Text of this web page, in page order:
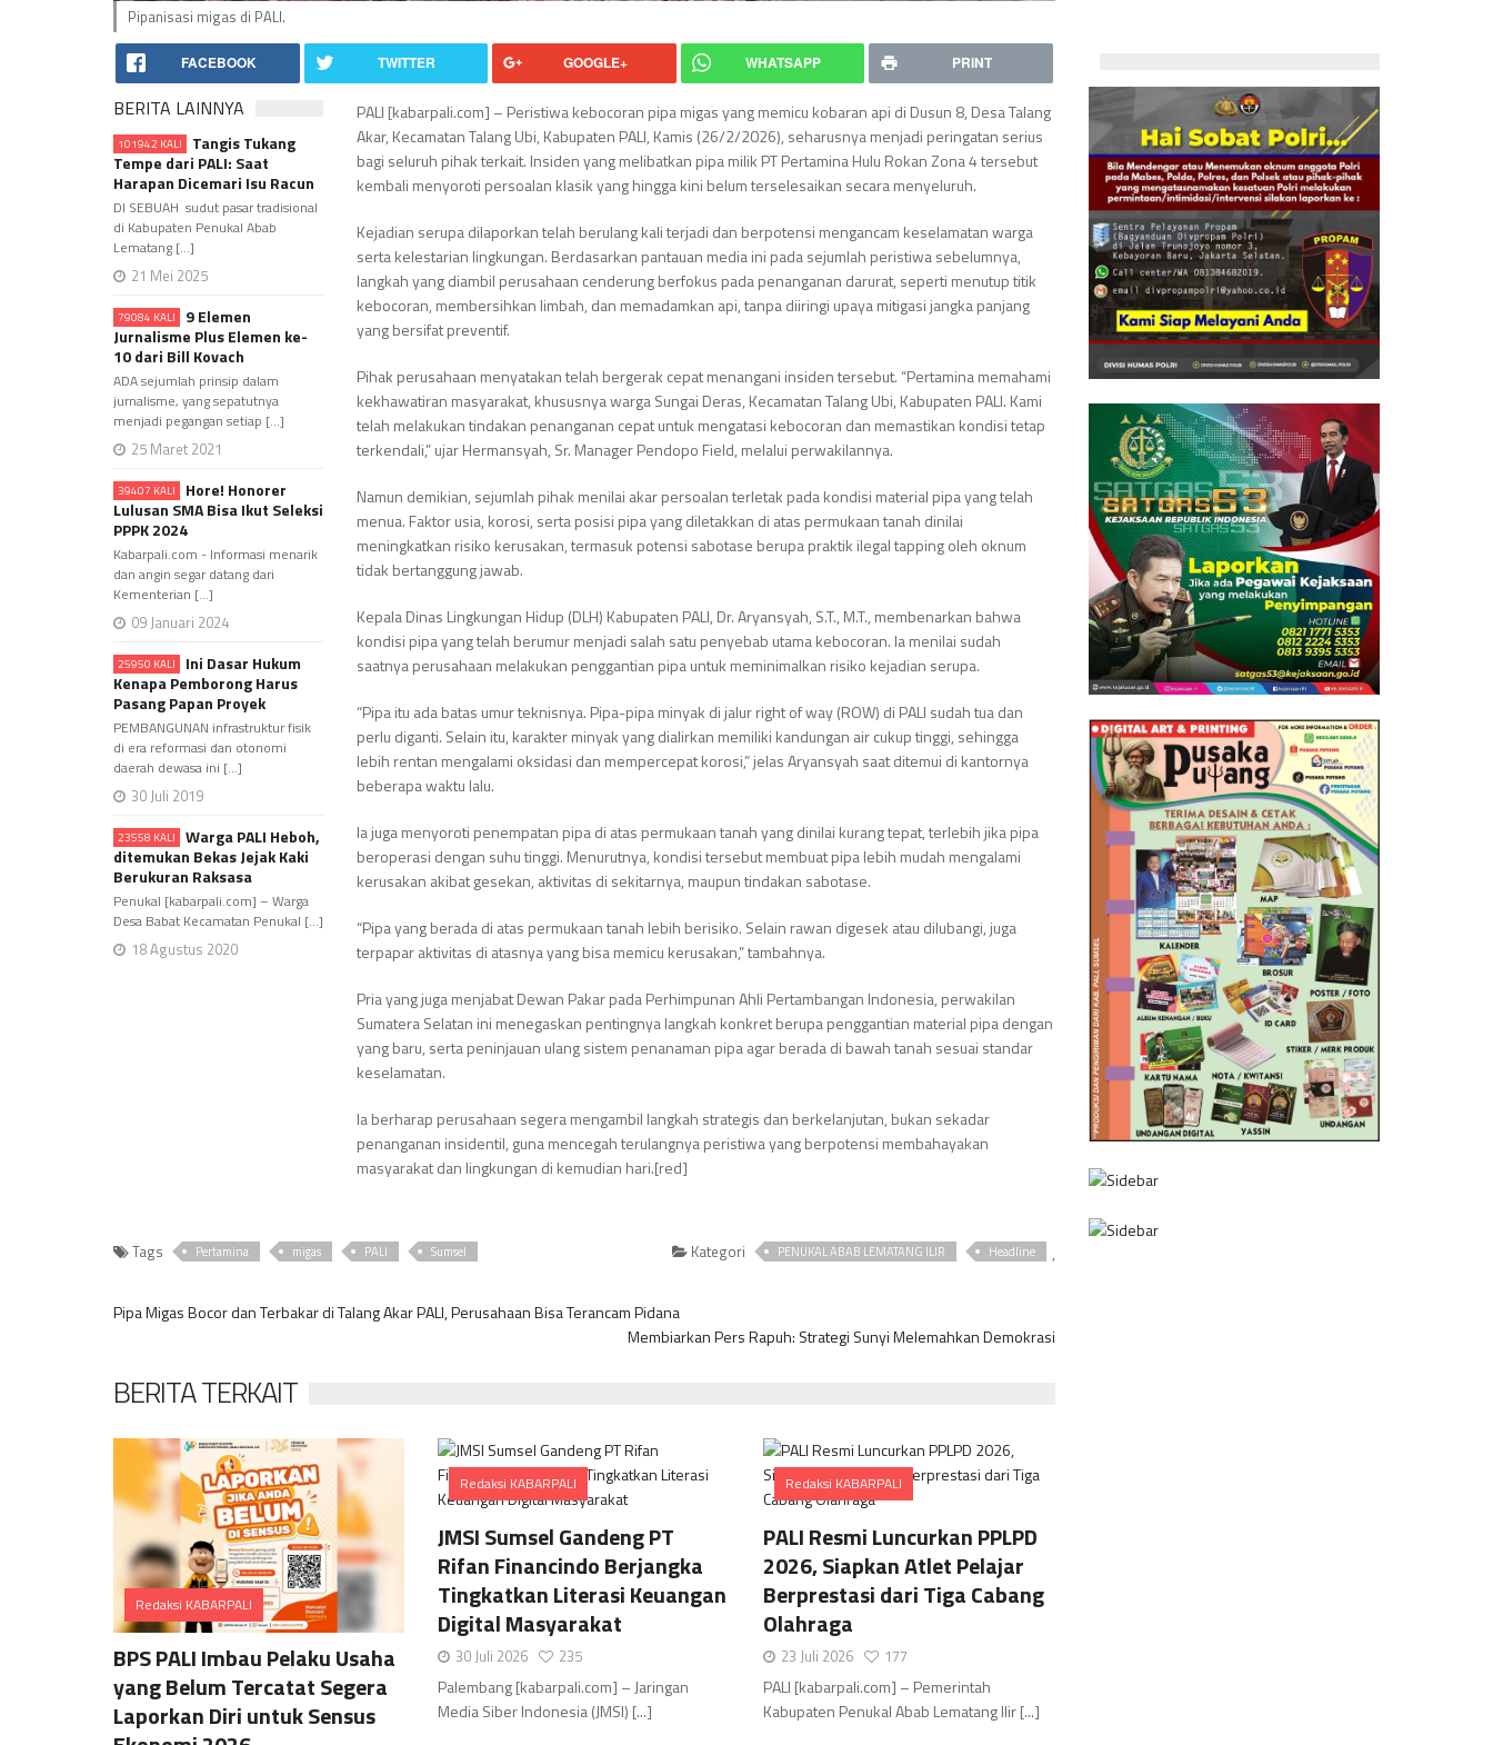
Pipanisasi migas di PALI.
FACEBOOK TWITTER GOOGLE+ WHATSAPP PRINT
BERITA LAINNYA
101942 KALI
Tangis Tukang
Tempe dari PALI: Saat
Harapan Dicemari Isu Racun
DI SEBUAH sudut pasar tradisional
di Kabupaten Penukal Abab
Lematang [...]
21 Mei 2025
79084 KALI
9 Elemen
Jurnalisme Plus Elemen ke-
10 dari Bill Kovach
ADA sejumlah prinsip dalam
jurnalisme, yang sepatutnya
menjadi pegangan setiap [...]
25 Maret 2021
39407 KALI
Hore! Honorer
Lulusan SMA Bisa Ikut Seleksi
PPPK 2024
Kabarpali.com - Informasi menarik
dan angin segar datang dari
Kementerian [...]
09 Januari 2024
25950 KALI
Ini Dasar Hukum
Kenapa Pemborong Harus
Pasang Papan Proyek
PEMBANGUNAN infrastruktur fisik
di era reformasi dan otonomi
daerah dewasa ini [...]
30 Juli 2019
23558 KALI
Warga PALI Heboh,
ditemukan Bekas Jejak Kaki
Berukuran Raksasa
Penukal [kabarpali.com] – Warga
Desa Babat Kecamatan Penukal [...]
18 Agustus 2020
PALI [kabarpali.com] – Peristiwa kebocoran pipa migas yang memicu kobaran api di Dusun 8, Desa Talang
Akar, Kecamatan Talang Ubi, Kabupaten PALI, Kamis (26/2/2026), seharusnya menjadi peringatan serius
bagi seluruh pihak terkait. Insiden yang melibatkan pipa milik PT Pertamina Hulu Rokan Zona 4 tersebut
kembali menyoroti persoalan klasik yang hingga kini belum terselesaikan secara menyeluruh.
Kejadian serupa dilaporkan telah berulang kali terjadi dan berpotensi mengancam keselamatan warga
serta kelestarian lingkungan. Berdasarkan pantauan media ini pada sejumlah peristiwa sebelumnya,
langkah yang diambil perusahaan cenderung berfokus pada penanganan darurat, seperti menutup titik
kebocoran, membersihkan limbah, dan memadamkan api, tanpa diiringi upaya mitigasi jangka panjang
yang bersifat preventif.
Pihak perusahaan menyatakan telah bergerak cepat menangani insiden tersebut. “Pertamina memahami
kekhawatiran masyarakat, khususnya warga Sungai Deras, Kecamatan Talang Ubi, Kabupaten PALI. Kami
telah melakukan tindakan penanganan cepat untuk mengatasi kebocoran dan memastikan kondisi tetap
terkendali,” ujar Hermansyah, Sr. Manager Pendopo Field, melalui perwakilannya.
Namun demikian, sejumlah pihak menilai akar persoalan terletak pada kondisi material pipa yang telah
menua. Faktor usia, korosi, serta posisi pipa yang diletakkan di atas permukaan tanah dinilai
meningkatkan risiko kerusakan, termasuk potensi sabotase berupa praktik ilegal tapping oleh oknum
tidak bertanggung jawab.
Kepala Dinas Lingkungan Hidup (DLH) Kabupaten PALI, Dr. Aryansyah, S.T., M.T., membenarkan bahwa
kondisi pipa yang telah berumur menjadi salah satu penyebab utama kebocoran. Ia menilai sudah
saatnya perusahaan melakukan penggantian pipa untuk meminimalkan risiko kejadian serupa.
“Pipa itu ada batas umur teknisnya. Pipa-pipa minyak di jalur right of way (ROW) di PALI sudah tua dan
perlu diganti. Selain itu, karakter minyak yang dialirkan memiliki kandungan air cukup tinggi, sehingga
lebih rentan mengalami oksidasi dan mempercepat korosi,” jelas Aryansyah saat ditemui di kantornya
beberapa waktu lalu.
Ia juga menyoroti penempatan pipa di atas permukaan tanah yang dinilai kurang tepat, terlebih jika pipa
beroperasi dengan suhu tinggi. Menurutnya, kondisi tersebut membuat pipa lebih mudah mengalami
kerusakan akibat gesekan, aktivitas di sekitarnya, maupun tindakan sabotase.
“Pipa yang berada di atas permukaan tanah lebih berisiko. Selain rawan digesek atau dilubangi, juga
terpapar aktivitas di atasnya yang bisa memicu kerusakan,” tambahnya.
Pria yang juga menjabat Dewan Pakar pada Perhimpunan Ahli Pertambangan Indonesia, perwakilan
Sumatera Selatan ini menegaskan pentingnya langkah konkret berupa penggantian material pipa dengan
yang baru, serta peninjauan ulang sistem penanaman pipa agar berada di bawah tanah sesuai standar
keselamatan.
Ia berharap perusahaan segera mengambil langkah strategis dan berkelanjutan, bukan sekadar
penanganan insidentil, guna mencegah terulangnya peristiwa yang berpotensi membahayakan
masyarakat dan lingkungan di kemudian hari.[red]
Tags Pertamina migas PALI Sumsel Kategori PENUKAL ABAB LEMATANG ILIR ,
Headline
Pipa Migas Bocor dan Terbakar di Talang Akar PALI, Perusahaan Bisa Terancam Pidana
Membiarkan Pers Rapuh: Strategi Sunyi Melemahkan Demokrasi
BERITA TERKAIT
Redaksi KABARPALI
Comments
BPS PALI Imbau Pelaku Usaha
yang Belum Tercatat Segera
Laporkan Diri untuk Sensus
Redaksi KABARPALI
JMSI Sumsel Gandeng PT
Rifan Financindo Berjangka
Tingkatkan Literasi Keuangan
Digital Masyarakat
30 Juli 2026 235
Palembang [kabarpali.com] – Jaringan
Media Siber Indonesia (JMSI) [...]
Redaksi KABARPALI
PALI Resmi Luncurkan PPLPD
2026, Siapkan Atlet Pelajar
Berprestasi dari Tiga Cabang
Olahraga
23 Juli 2026 177
PALI [kabarpali.com] – Pemerintah
Kabupaten Penukal Abab Lematang Ilir [...]